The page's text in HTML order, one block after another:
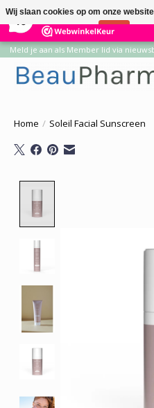
14 Reviews
Meld je aan als Member lid via
Home / Soleil Facial Sunscreen
Wij slaan cookies op om onze
Nee